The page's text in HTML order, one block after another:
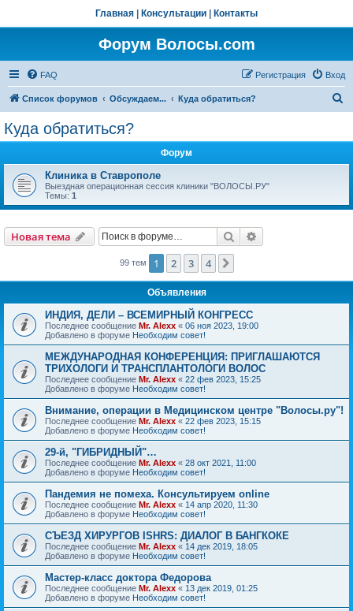
Главная Консультации Контакты
Форум Волосы.com
FAQ Вход
Регистрация
Список форумов Обсуждаем... Куда обратиться?
Куда обратиться?
Форум
Клиника в Ставрополе
Выездная операционная сессия клиники "ВОЛОСЫ.РУ"
Темы: 1
Новая тема Поиск
99 тем 1 2 3 4
Объявления
ИНДИЯ, ДЕЛИ – ВСЕМИРНЫЙ КОНГРЕСС
Последнее сообщение Mr. Alexx « 06 ноя 2023, 19:00
Добавлено в форуме Необходим совет!
МЕЖДУНАРОДНАЯ КОНФЕРЕНЦИЯ: ПРИГЛАШАЮТСЯ
ТРИХОЛОГИ И ТРАНСПЛАНТОЛОГИ ВОЛОС
Последнее сообщение Mr. Alexx « 22 фев 2023, 15:25
Добавлено в форуме Необходим совет!
Внимание, операции в Медицинском центре "Волосы.ру"!
Последнее сообщение Mr. Alexx « 22 фев 2023, 15:15
Добавлено в форуме Необходим совет!
29-й, "ГИБРИДНЫЙ"…
Последнее сообщение Mr. Alexx « 28 окт 2021, 11:00
Добавлено в форуме Необходим совет!
Пандемия не помеха. Консультируем online
Последнее сообщение Mr. Alexx « 14 апр 2020, 11:30
Добавлено в форуме Необходим совет!
СЪЕЗД ХИРУРГОВ ISHRS: ДИАЛОГ В БАНГКОКЕ
Последнее сообщение Mr. Alexx « 14 дек 2019, 18:05
Добавлено в форуме Необходим совет!
Мастер-класс доктора Федорова
Последнее сообщение Mr. Alexx « 13 дек 2019, 01:25
Добавлено в форуме Необходим совет!